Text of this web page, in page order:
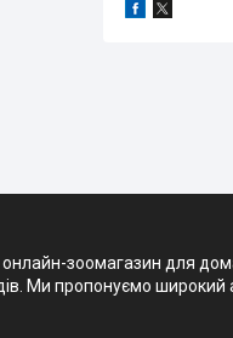
зоомагазин для
Ми пропонуємо